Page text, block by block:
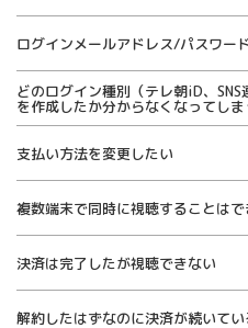
ログインメールアドレス/パスワー
どのログイン種別（テレ朝iD、
を作成したか分からなくなってしま
支払い方法を変更したい
複数端末で同時に視聴することはで
決済は完了したが視聴できない
解約したはずなのに決済が続いてい